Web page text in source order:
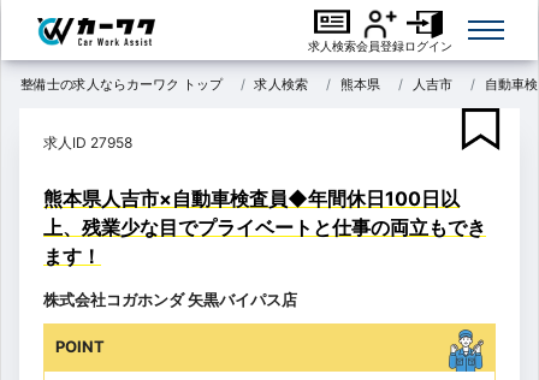
求人検索会員登録ログイン
整備士の求人ならカーワク トップ 求人検索 熊本県 人吉市 自動車
求人ID 27958
熊本県人吉市×自動車検査員◆年間休日100日以
上、残業少な目でプライベートと仕事の両立もでき
ます！
株式会社コガホンダ 矢黒バイパス店
POINT